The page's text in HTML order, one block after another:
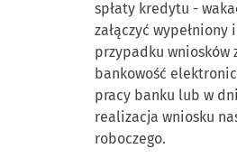
spłaty kredytu -
załączyć
przypadku wniosków
bankowość
pracy banku lub w
realizacja wniosku
roboczego.